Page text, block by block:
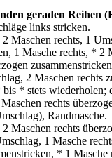
geraden Reihen
links stricken.
2 Maschen rechts, 1
1 Masche rechts, * 2
2 Maschen rechts
* stets wiederholen;
rechts
Randmasche.
2 Maschen rechts
1 Masche
* 1 Masche